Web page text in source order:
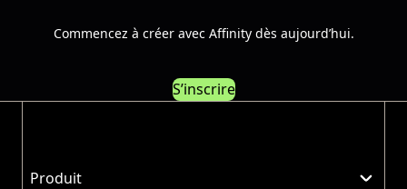
Commencez à créer avec Affinity dès aujourd’hui.
S’inscrire
Produit